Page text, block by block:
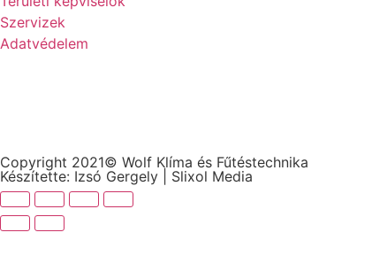
Szervizek
Adatvédelem
Copyright 2021© Wolf Klíma és Fűtéstechnika
Készítette: Izsó Gergely Slixol Media